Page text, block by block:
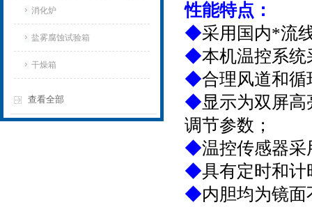
消化炉
盐雾腐蚀试验箱
干燥箱
查看全部
性能特点：
◆采用国内*流
◆本机温控系
◆合理风道和
◆显示为双屏
调节参数；
◆温控传感器
◆具有定时和计
◆内胆均为镜面